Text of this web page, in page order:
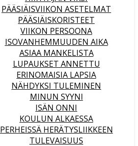
PÄÄSIÄISVIIKON ASETELMAT
PÄÄSIÄISKORISTEET
VIIKON PERSOONA
ISOVANHEMMUUDEN AIKA
ASIAA MANKELISTA
LUPAUKSET ANNETTU
ERINOMAISIA LAPSIA
NÄHDYKSI TULEMINEN
MINUN SYYNI
ISÄN ONNI
KOULUN ALKAESSA
PERHEISSÄ HERÄTYSLIIKKEEN
TULEVAISUUS